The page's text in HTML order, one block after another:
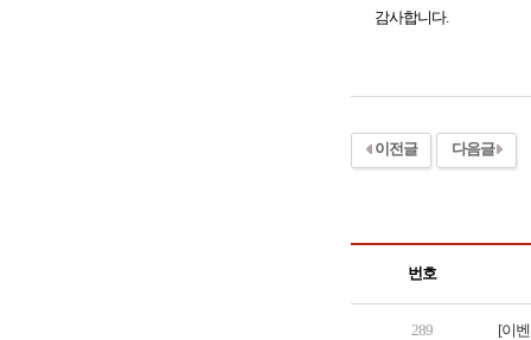
감사합니다.
이전글 다음글
번호
289 [이